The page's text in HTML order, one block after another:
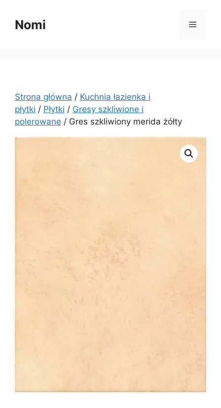
treściNomi Menu
Strona główna / Kuchnia łazienka i
płytki / Płytki / Gresy szkliwione i
polerowane / Gres szkliwiony merida żółty